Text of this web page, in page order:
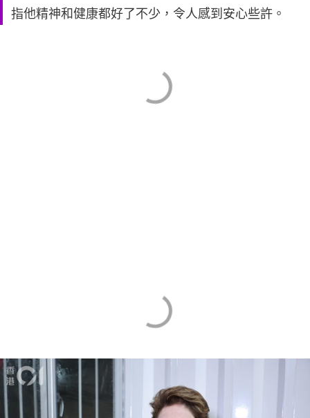
指他精神和健康都好了不少，令人感到安心些許。